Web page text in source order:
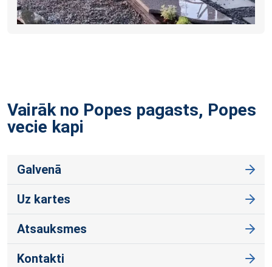
Vairāk no Popes pagasts, Popes
vecie kapi
Galvenā
Uz kartes
Atsauksmes
Kontakti